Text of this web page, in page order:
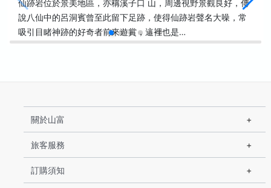
仙跡岩位於景美地區，亦稱溪子口 山，周邊視野景觀良好，傳
說八仙中的呂洞賓曾至此留下足跡，使得仙跡岩聲名大噪，常
吸引目睹神跡的好奇者前來遊賞，這裡也是…
關於山富
旅客服務
訂購須知